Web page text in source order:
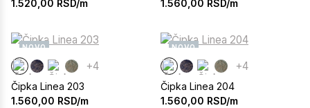
1.520,00 RSD/m 1.560,00 RSD/m
NOVO
+4
Čipka Linea 203
1.560,00 RSD/m
NOVO
+4
Čipka Linea 204
1.560,00 RSD/m